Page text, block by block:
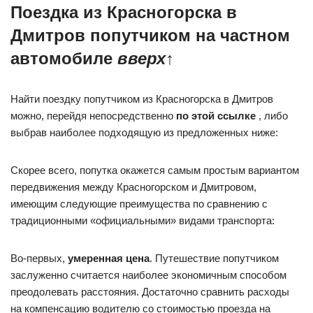
Поездка из Красногорска в
Дмитров попутчиком на частном
автомобиле вверх↑
Найти поездку попутчиком из Красногорска в Дмитров
можно, перейдя непосредственно по этой ссылке , либо
выбрав наиболее подходящую из предложенных ниже:
Скорее всего, попутка окажется самым простым вариантом
передвижения между Красногорском и Дмитровом,
имеющим следующие преимущества по сравнению с
традиционными «официальными» видами транспорта:
Во-первых, умеренная цена. Путешествие попутчиком
заслуженно считается наиболее экономичным способом
преодолевать раcстояния. Достаточно сравнить расходы
на компенсацию водителю со стоимостью проезда на